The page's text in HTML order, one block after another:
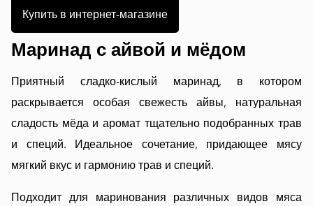
Купить в интернет-магазине
Маринад с айвой и мёдом
Приятный сладко-кислый маринад, в котором
раскрывается особая свежесть айвы, натуральная
сладость мёда и аромат тщательно подобранных трав
и специй. Идеальное сочетание, придающее мясу
мягкий вкус и гармонию трав и специй.
Подходит для маринования различных видов мяса